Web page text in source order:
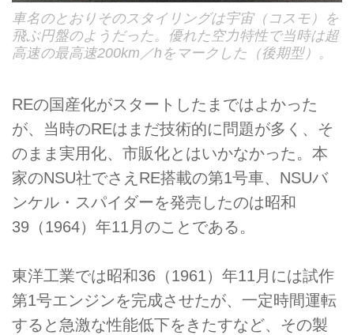
車名のとおりそのスタイリングは宇宙（コスモ）を
飛ぶ円盤のようだった。優れた空力特性で当時は超
高速の最高速200km／hをマークした（後期型）。
REの国産化がスタートしたまではよかった
が、当時のREはまだ技術的に問題が多く、そ
のまま実用化、市販化とはいかなかった。本
家のNSU社でさえRE搭載の第1号車、NSUバ
ンケル・スパイダーを発売したのは昭和
39（1964）年11月のことである。
東洋工業では昭和36（1961）年11月には試作
第1号エンジンを完成させたが、一定時間運転
すると急激な性能低下をきたすなど、その製